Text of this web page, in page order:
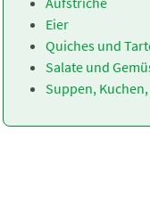
Eier
Quiches und
Salate und
Suppen,